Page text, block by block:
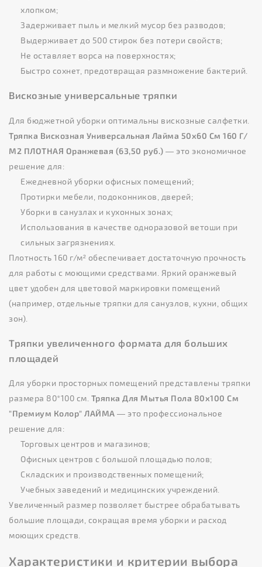
хлопком;
Задерживает пыль и мелкий мусор без разводов;
Выдерживает до 500 стирок без потери свойств;
Не оставляет ворса на поверхностях;
Быстро сохнет, предотвращая размножение бактерий.
Вискозные универсальные тряпки
Для бюджетной уборки оптимальны вискозные салфетки.
Тряпка Вискозная Универсальная Лайма 50x60 См 160 Г/
М2 ПЛОТНАЯ Оранжевая (63,50 руб.) — это экономичное
решение для:
Ежедневной уборки офисных помещений;
Протирки мебели, подоконников, дверей;
Уборки в санузлах и кухонных зонах;
Использования в качестве одноразовой ветоши при
сильных загрязнениях.
Плотность 160 г/м² обеспечивает достаточную прочность
для работы с моющими средствами. Яркий оранжевый
цвет удобен для цветовой маркировки помещений
(например, отдельные тряпки для санузлов, кухни, общих
зон).
Тряпки увеличенного формата для больших
площадей
Для уборки просторных помещений представлены тряпки
размера 80*100 см. Тряпка Для Мытья Пола 80x100 См
"Премиум Колор" ЛАЙМА — это профессиональное
решение для:
Торговых центров и магазинов;
Офисных центров с большой площадью полов;
Складских и производственных помещений;
Учебных заведений и медицинских учреждений.
Увеличенный размер позволяет быстрее обрабатывать
большие площади, сокращая время уборки и расход
моющих средств.
Характеристики и критерии выбора